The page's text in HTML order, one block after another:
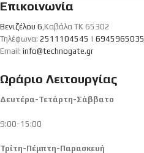
Επικοινωνία
Βενιζέλου 6 ,Καβάλα ΤΚ 65302
Τηλέφωνα: 2511104545 | 6945965035
Email: info@technogate.gr
Ωράριο Λειτουργίας
Δευτέρα-Τετάρτη-Σάββατο
9:00-15:00
Τρίτη-Πέμπτη-Παρασκευή